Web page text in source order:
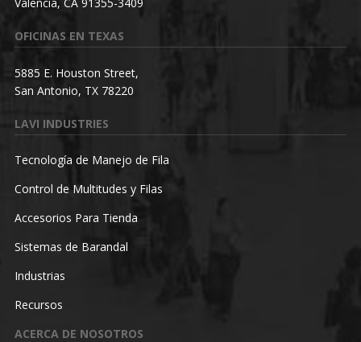
OFICINAS EN TEXAS
5885 E. Houston Street,
San Antonio, TX 78220
LAVI INDUSTRIES
Tecnología de Manejo de Fila
Control de Multitudes y Filas
Accesorios Para Tienda
Sistemas de Barandal
Industrias
Recursos
ACERCA DE NOSOTROS